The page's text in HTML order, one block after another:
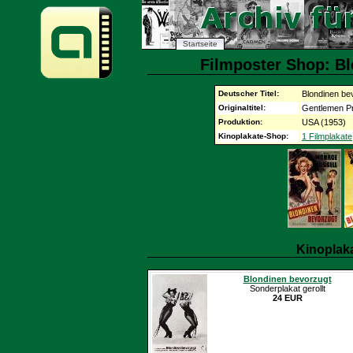
Startseite
Filmposter Shop:
Deutscher Titel: Blondinen
Originaltitel: Gentlemen
Produktion: USA (1953)
Kinoplakate-Shop: 1 Filmplakate
Blondinen bevorzugt
Sonderplakat gerollt
24 EUR